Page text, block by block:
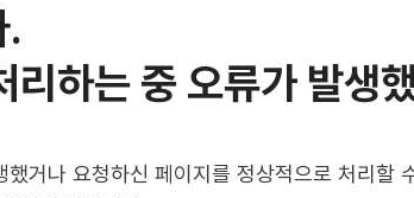
.
리하는 중 오류가 발생
했거나 요청하신 페이지를 정상적으로 처리할